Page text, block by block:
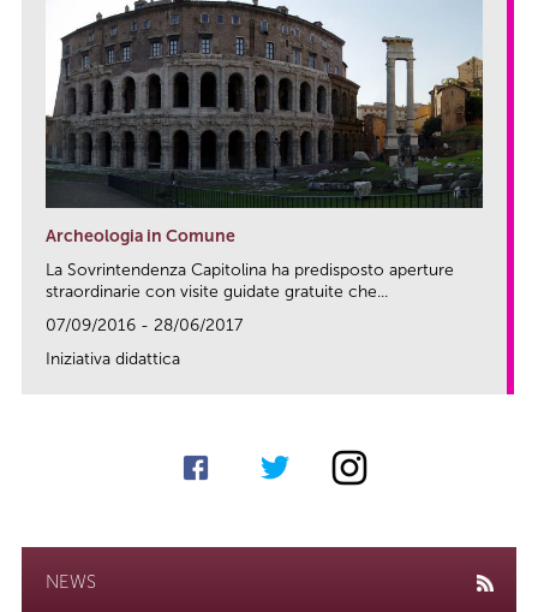
Archeologia in Comune
La Sovrintendenza Capitolina ha predisposto aperture
straordinarie con visite guidate gratuite che...
07/09/2016 - 28/06/2017
Iniziativa didattica
NEWS